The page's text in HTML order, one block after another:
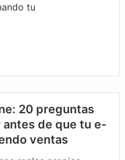
tu
20 preguntas
de que tu e-
ventas